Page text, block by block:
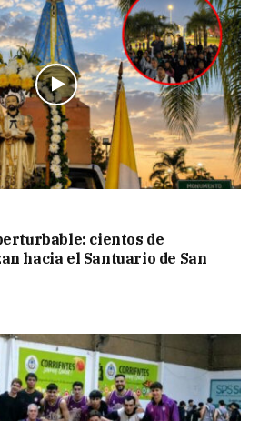
cientos de
hacia el Santuario de San